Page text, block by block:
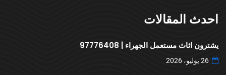
احدث المقالات
يشترون اثاث مستعمل الجهراء | 97776408
26 يوليو، 2026